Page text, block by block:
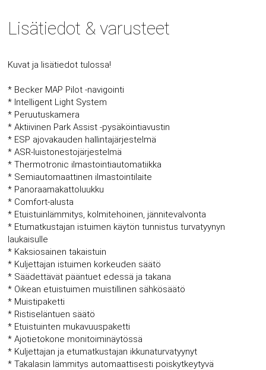
Lisätiedot & varusteet
Kuvat ja lisätiedot tulossa!
* Becker MAP Pilot -navigointi
* Intelligent Light System
* Peruutuskamera
* Aktiivinen Park Assist -pysäköintiavustin
* ESP ajovakauden hallintajärjestelmä
* ASR-luistonestojärjestelmä
* Thermotronic ilmastointiautomatiikka
* Semiautomaattinen ilmastointilaite
* Panoraamakattoluukku
* Comfort-alusta
* Etuistuinlämmitys, kolmitehoinen, jännitevalvonta
* Etumatkustajan istuimen käytön tunnistus turvatyynyn
laukaisulle
* Kaksiosainen takaistuin
* Kuljettajan istuimen korkeuden säätö
* Säädettävät pääntuet edessä ja takana
* Oikean etuistuimen muistillinen sähkösäätö
* Muistipaketti
* Ristiseläntuen säätö
* Etuistuinten mukavuuspaketti
* Ajotietokone monitoiminäytössä
* Kuljettajan ja etumatkustajan ikkunaturvatyynyt
* Takalasin lämmitys automaattisesti poiskytkeytyvä